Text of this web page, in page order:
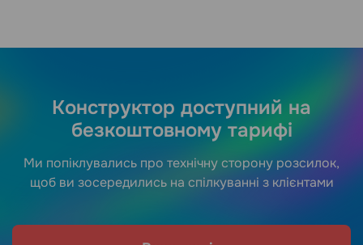
Конструктор доступний на
безкоштовному тарифі
Ми попіклувались про технічну сторону розсилок,
щоб ви зосередились на спілкуванні з клієнтами